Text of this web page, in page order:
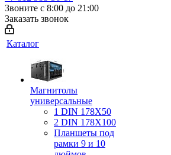
Звоните с 8:00 до 21:00
Заказать звонок
Каталог
Магнитолы
универсальные
1 DIN 178X50
2 DIN 178X100
Планшеты под
рамки 9 и 10